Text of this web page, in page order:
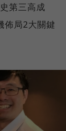
第三高成
佈局2大關鍵